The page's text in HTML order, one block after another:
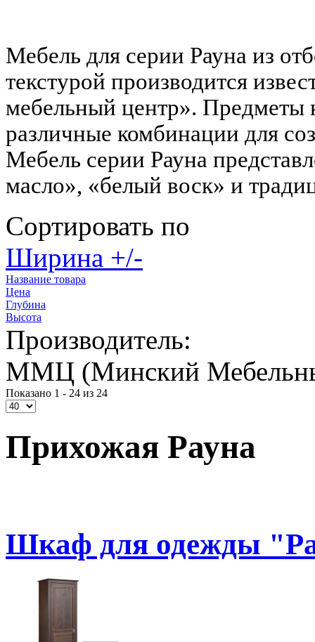
Мебель для серии Рауна из
текстурой производится
мебельный центр». Предметы
различные комбинации для
Мебель серии Рауна
масло», «белый воск» и
Сортировать по
Ширина +/-
Название товара
Цена
Глубина
Высота
Производитель:
ММЦ (Минский
Показано 1 - 24 из 24
Прихожая Рауна
Шкаф для одежды